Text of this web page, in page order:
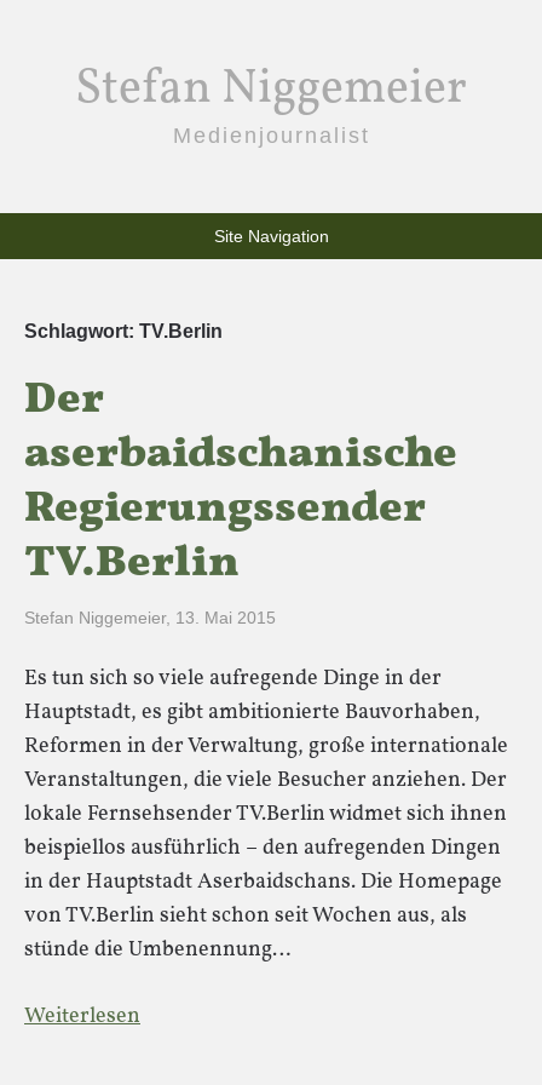
Stefan Niggemeier
Medienjournalist
Site Navigation
Schlagwort: TV.Berlin
Der
aserbaidschanische
Regierungssender
TV.Berlin
Stefan Niggemeier, 13. Mai 2015
Es tun sich so viele aufregende Dinge in der
Hauptstadt, es gibt ambitionierte Bauvorhaben,
Reformen in der Verwaltung, große internationale
Veranstaltungen, die viele Besucher anziehen. Der
lokale Fernsehsender TV.Berlin widmet sich ihnen
beispiellos ausführlich – den aufregenden Dingen
in der Hauptstadt Aserbaidschans. Die Homepage
von TV.Berlin sieht schon seit Wochen aus, als
stünde die Umbenennung…
Weiterlesen